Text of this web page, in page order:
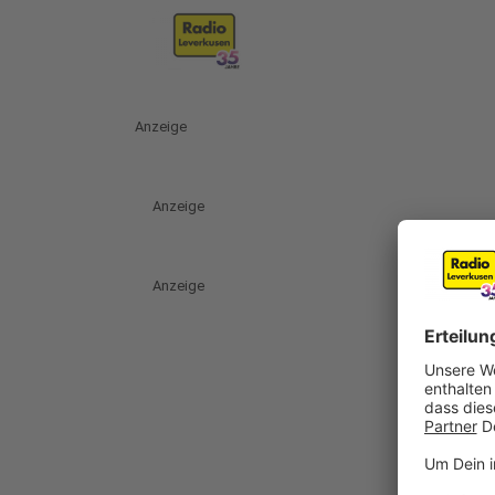
Anzeige
Anzeige
Anzeige